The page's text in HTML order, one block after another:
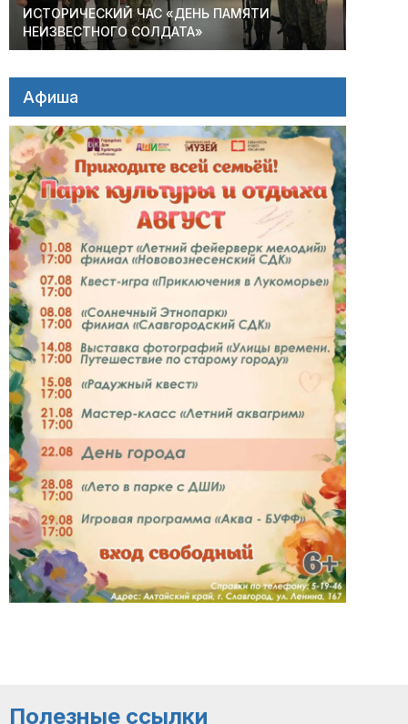
ИСТОРИЧЕСКИЙ ЧАС «ДЕНЬ ПАМЯТИ
НЕИЗВЕСТНОГО СОЛДАТА»
Афиша
Полезные ссылки